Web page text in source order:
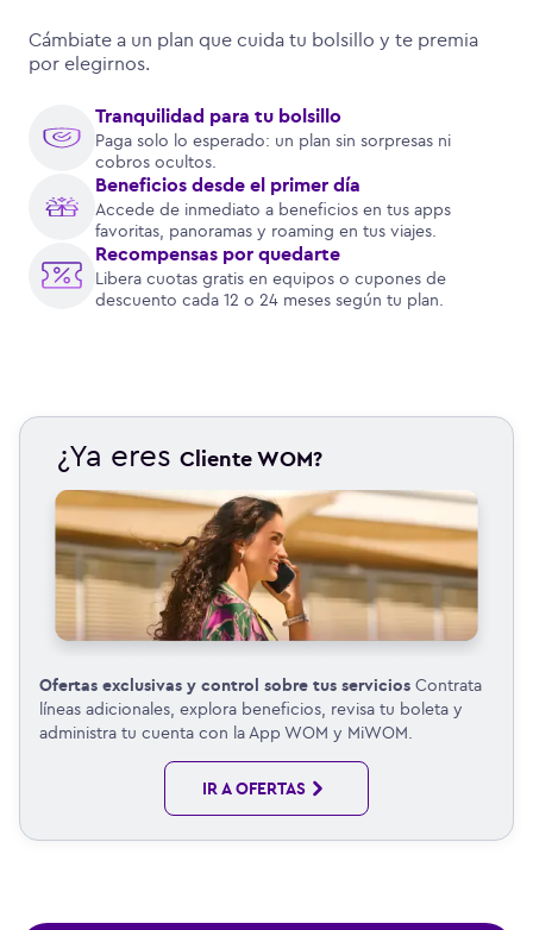
Cámbiate a un plan que cuida tu bolsillo y te premia
por elegirnos.
Tranquilidad para tu bolsillo
Paga solo lo esperado: un plan sin sorpresas ni
cobros ocultos.
Beneficios desde el primer día
Accede de inmediato a beneficios en tus apps
favoritas, panoramas y roaming en tus viajes.
Recompensas por quedarte
Libera cuotas gratis en equipos o cupones de
descuento cada 12 o 24 meses según tu plan.
¿Ya eres Cliente WOM?
Ofertas exclusivas y control sobre tus servicios Contrata
líneas adicionales, explora beneficios, revisa tu boleta y
administra tu cuenta con la App WOM y MiWOM.
IR A OFERTAS